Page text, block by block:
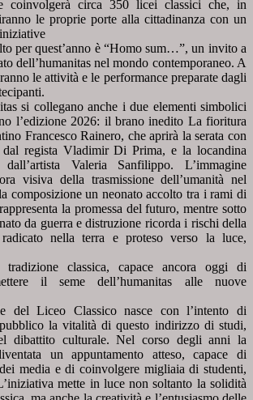
coinvolgerà circa 350 licei classici che, in
le proprie porte alla cittadinanza con un
per quest’anno è “Homo sum…”, un invito a
dell’humanitas nelmondo contemporaneo. A
le attività e le performance preparate dagli
si collegano anche i due elementi simbolici
l’edizione 2026: il branoinedito La fioritura
Francesco Rainero, che aprirà la serata con
regista Vladimir Di Prima, e la locandina
Valeria Sanfilippo. L’immagine
visiva della trasmissione dell’umanità nel
composizione un neonato accoltotra i rami di
la promessa del futuro, mentre sotto
da guerra e distruzione ricorda i rischi della
radicato nella terra e proteso verso la luce,
classica, capace ancora oggi di
il seme dell’humanitas alle nuove
del Liceo Classico nasce con l’intento di
la vitalità di questo indirizzo di studi,
dibattito culturale. Nel corso degli anni la
unappuntamento atteso, capace di
media e di coinvolgere migliaia di studenti,
mette in luce non soltanto la solidità